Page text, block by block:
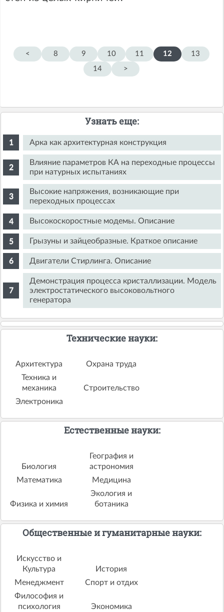
< 8 9 10 11 12
13
14
>
Узнать еще:
Арка как архитектурная конструкция
Влияние параметров КА на переходные процессы
при натурных испытаниях
Высокие напряжения, возникающие при
переходных процессах
Высокоскоростные модемы. Описание
Грызуны и зайцеобразные. Краткое описание
Двигатели Стирлинга. Описание
Демонстрация процесса кристаллизации. Модель
электростатического высоковольтного
генератора
Технические науки:
Архитектура
Охрана труда
Техника и
механика
Строительство
Электроника
Естественные науки:
Биология
География и
астрономия
Математика
Медицина
Физика и химия
Экология и
ботаника
Общественные и гуманитарные науки:
Искусство и
Культура
История
Менеджмент
Спорт и отдих
Философия и
психология
Экономика